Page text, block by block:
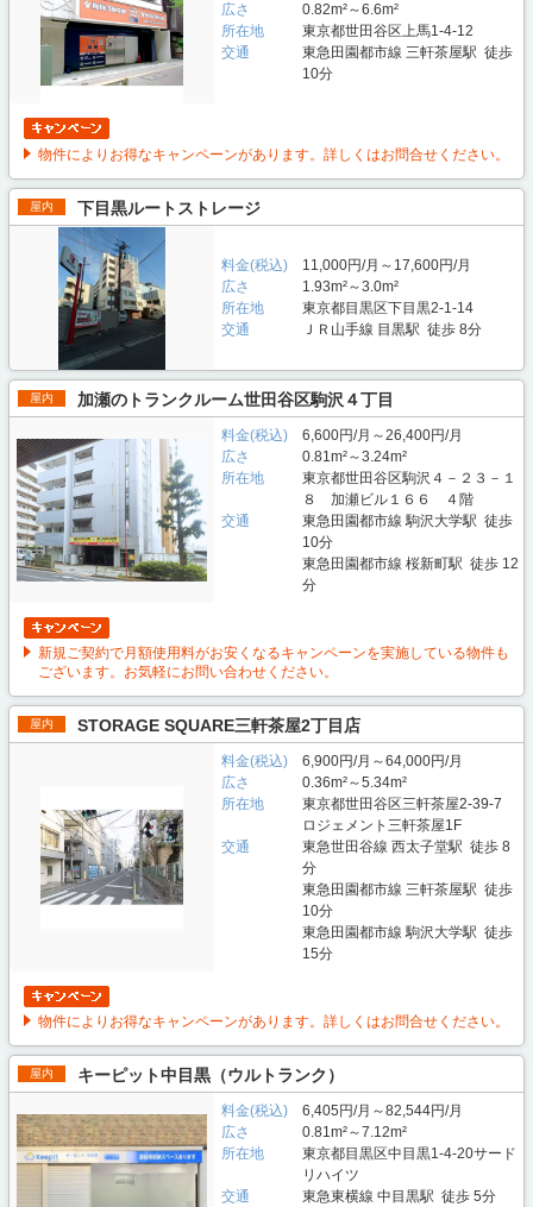
広さ
0.82m²～6.6m²
所在地
東京都世田谷区上馬1-4-12
交通
東急田園都市線 三軒茶屋駅 徒歩
10分
物件によりお得なキャンペーンがあります。詳しくはお問合せください。
屋内 下目黒ルートストレージ
料金(税込)
11,000円/月～17,600円/月
広さ
1.93m²～3.0m²
所在地
東京都目黒区下目黒2-1-14
交通
ＪＲ山手線 目黒駅 徒歩 8分
屋内 加瀬のトランクルーム世田谷区駒沢４丁目
料金(税込)
6,600円/月～26,400円/月
広さ
0.81m²～3.24m²
所在地
東京都世田谷区駒沢４－２３－１
８ 加瀬ビル１６６ ４階
交通
東急田園都市線 駒沢大学駅 徒歩
10分
東急田園都市線 桜新町駅 徒歩 12
分
新規ご契約で月額使用料がお安くなるキャンペーンを実施している物件も
ございます。お気軽にお問い合わせください。
屋内 STORAGE SQUARE三軒茶屋2丁目店
料金(税込)
6,900円/月～64,000円/月
広さ
0.36m²～5.34m²
所在地
東京都世田谷区三軒茶屋2-39-7
ロジェメント三軒茶屋1F
交通
東急世田谷線 西太子堂駅 徒歩 8
分
東急田園都市線 三軒茶屋駅 徒歩
10分
東急田園都市線 駒沢大学駅 徒歩
15分
物件によりお得なキャンペーンがあります。詳しくはお問合せください。
屋内 キーピット中目黒（ウルトランク）
料金(税込)
6,405円/月～82,544円/月
広さ
0.81m²～7.12m²
所在地
東京都目黒区中目黒1-4-20サード
リハイツ
交通
東急東横線 中目黒駅 徒歩 5分